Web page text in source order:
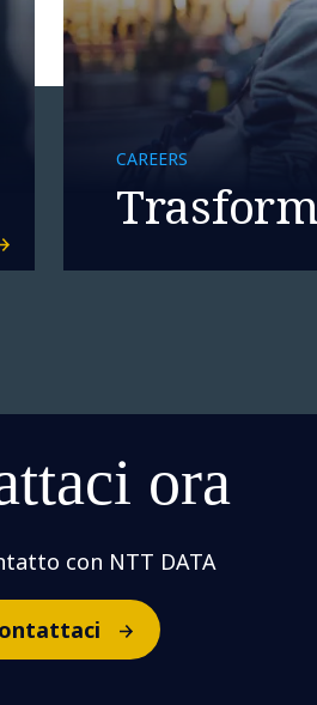
CAREERS
ora
con NTT DATA